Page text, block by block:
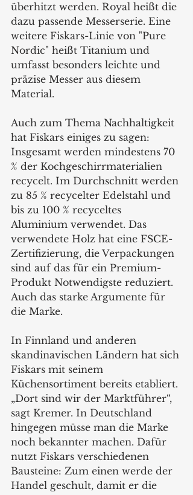
überhitzt werden. Royal heißt die
dazu passende Messerserie. Eine
weitere Fiskars-Linie von "Pure
Nordic" heißt Titanium und
umfasst besonders leichte und
präzise Messer aus diesem
Material.
Auch zum Thema Nachhaltigkeit
hat Fiskars einiges zu sagen:
Insgesamt werden mindestens 70
% der Kochgeschirrmaterialien
recycelt. Im Durchschnitt werden
zu 85 % recycelter Edelstahl und
bis zu 100 % recyceltes
Aluminium verwendet. Das
verwendete Holz hat eine FSCE-
Zertifizierung, die Verpackungen
sind auf das für ein Premium-
Produkt Notwendigste reduziert.
Auch das starke Argumente für
die Marke.
In Finnland und anderen
skandinavischen Ländern hat sich
Fiskars mit seinem
Küchensortiment bereits etabliert.
„Dort sind wir der Marktführer“,
sagt Kremer. In Deutschland
hingegen müsse man die Marke
noch bekannter machen. Dafür
nutzt Fiskars verschiedenen
Bausteine: Zum einen werde der
Handel geschult, damit er die